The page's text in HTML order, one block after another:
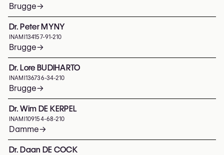
Brugge→
Dr. Peter MYNY
INAMI 134157-91-210
Brugge→
Dr. Lore BUDIHARTO
INAMI 136736-34-210
Brugge→
Dr. Wim DE KERPEL
INAMI 109154-68-210
Damme→
Dr. Daan DE COCK